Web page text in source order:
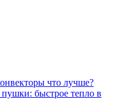
что лучше?
быстрое тепло в